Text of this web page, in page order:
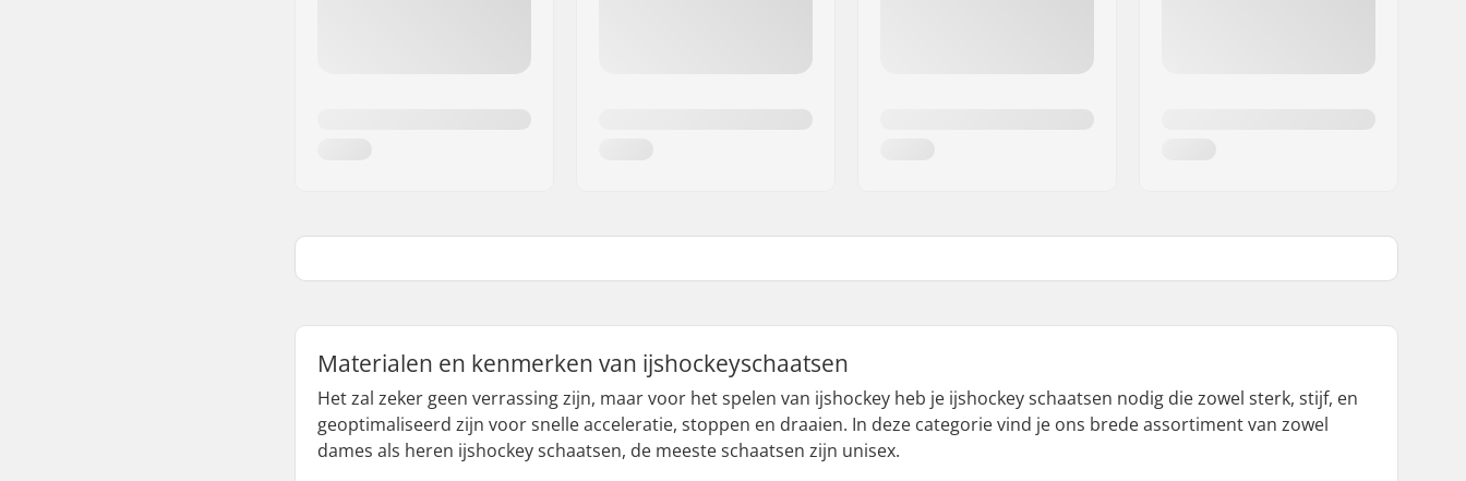
Materialen en kenmerken van ijshockeyschaatsen
Het zal zeker geen verrassing zijn, maar voor het spelen van ijshockey heb je ijshockey schaatsen nodig die zowel sterk, stijf, en
geoptimaliseerd zijn voor snelle acceleratie, stoppen en draaien. In deze categorie vind je ons brede assortiment van zowel
dames als heren ijshockey schaatsen, de meeste schaatsen zijn unisex.